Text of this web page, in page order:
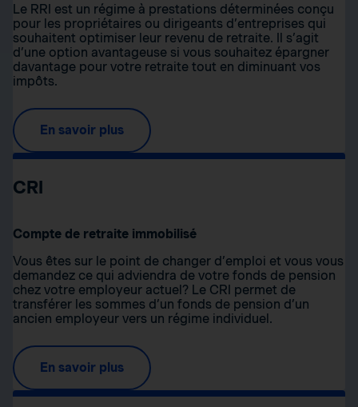
Le RRI est un régime à prestations déterminées conçu
pour les propriétaires ou dirigeants d’entreprises qui
souhaitent optimiser leur revenu de retraite. Il s’agit
d’une option avantageuse si vous souhaitez épargner
davantage pour votre retraite tout en diminuant vos
impôts.
En savoir plus
CRI
Compte de retraite immobilisé
Vous êtes sur le point de changer d’emploi et vous vous
demandez ce qui adviendra de votre fonds de pension
chez votre employeur actuel? Le CRI permet de
transférer les sommes d’un fonds de pension d’un
ancien employeur vers un régime individuel.
En savoir plus